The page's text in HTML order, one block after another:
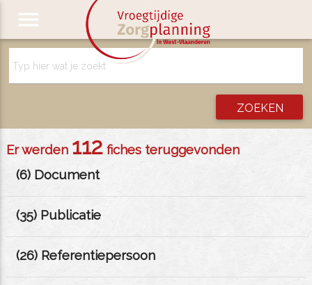
menu
Er werden 112fiches teruggevonden
(6) Document
(35) Publicatie
(26) Referentiepersoon